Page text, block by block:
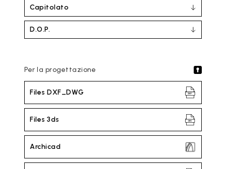
Capitolato
D.O.P.
Per la progettazione
Files DXF_DWG
Files 3ds
Archicad